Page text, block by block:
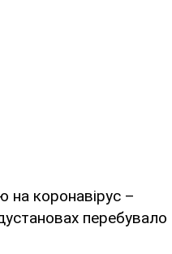
на коронавірус –
перебувало